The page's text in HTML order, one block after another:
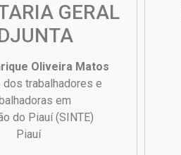
GERAL
Oliveira Matos
dos trabalhadores e
em
do Piauí (SINTE)
Piauí